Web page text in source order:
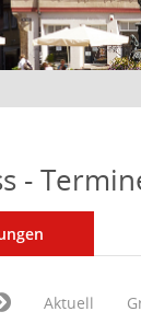
-
Aktuell